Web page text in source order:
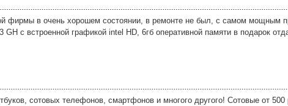
фирмы в очень хорошем состоянии, в ремонте не был, с самом мощным
GH с встроенной графикой intel HD, 6гб оперативной памяти в подарок
сотовых телефонов, смартфонов и многого другого! Сотовые от 500